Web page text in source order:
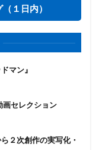
１日内）
マン』
画セレクション
２次創作の実写化・